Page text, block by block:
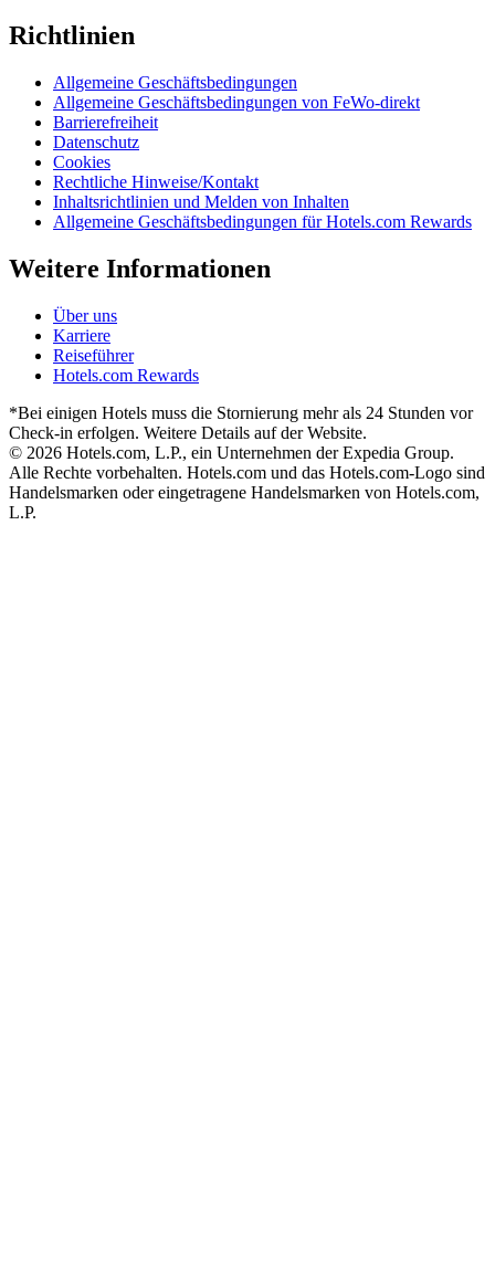
Richtlinien
Allgemeine Geschäftsbedingungen
Allgemeine Geschäftsbedingungen von FeWo-direkt
Barrierefreiheit
Datenschutz
Cookies
Rechtliche Hinweise/Kontakt
Inhaltsrichtlinien und Melden von Inhalten
Allgemeine Geschäftsbedingungen für Hotels.com Rewards
Weitere Informationen
Über uns
Karriere
Reiseführer
Hotels.com Rewards
*Bei einigen Hotels muss die Stornierung mehr als 24 Stunden vor
Check-in erfolgen. Weitere Details auf der Website.
© 2026 Hotels.com, L.P., ein Unternehmen der Expedia Group.
Alle Rechte vorbehalten. Hotels.com und das Hotels.com-Logo sind
Handelsmarken oder eingetragene Handelsmarken von Hotels.com,
L.P.